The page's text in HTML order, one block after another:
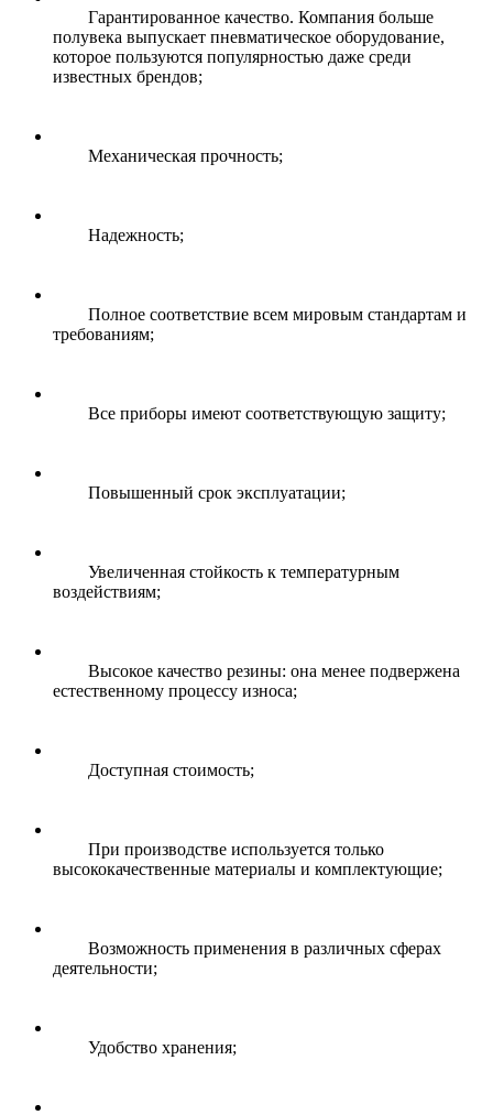
Гарантированное качество. Компания больше
полувека выпускает пневматическое оборудование,
которое пользуются популярностью даже среди
известных брендов;
Механическая прочность;
Надежность;
Полное соответствие всем мировым стандартам и
требованиям;
Все приборы имеют соответствующую защиту;
Повышенный срок эксплуатации;
Увеличенная стойкость к температурным
воздействиям;
Высокое качество резины: она менее подвержена
естественному процессу износа;
Доступная стоимость;
При производстве используется только
высококачественные материалы и комплектующие;
Возможность применения в различных сферах
деятельности;
Удобство хранения;